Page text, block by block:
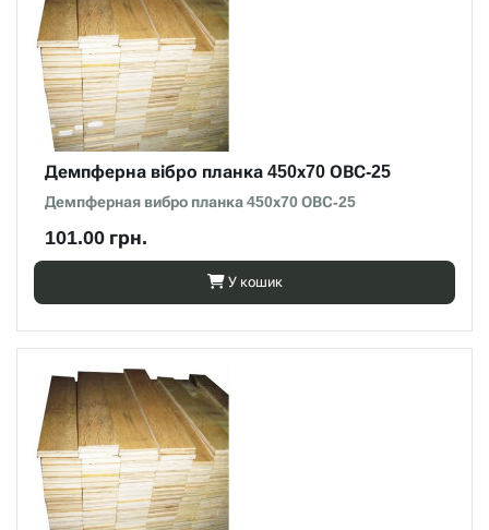
Демпферна вібро планка 450х70 ОВС-25
Демпферная вибро планка 450х70 ОВС-25
101.00 грн.
У кошик